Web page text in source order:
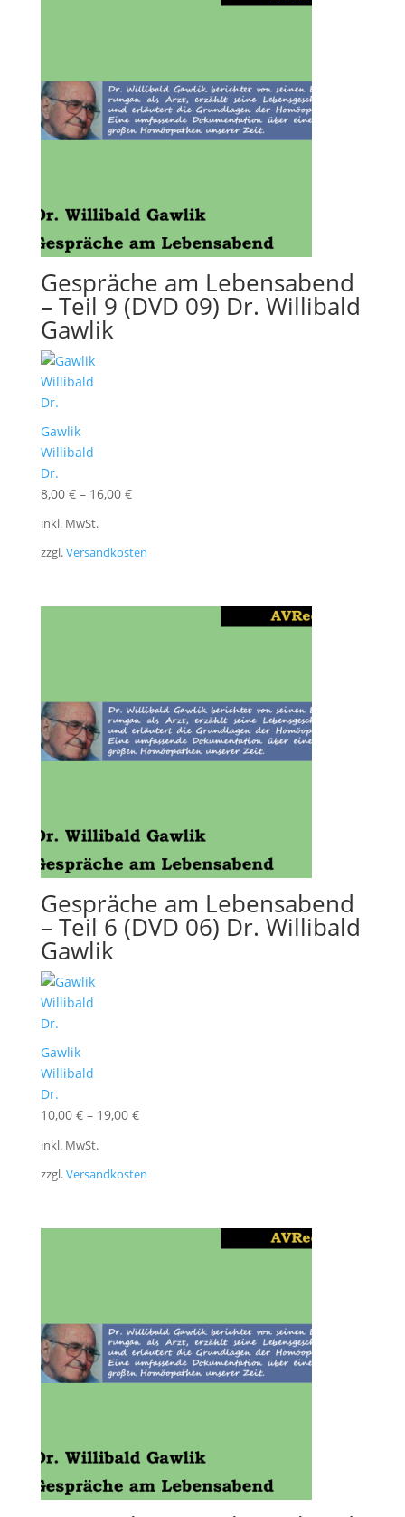
Gespräche am Lebensabend
– Teil 9 (DVD 09) Dr. Willibald
Gawlik
Gawlik
Willibald
Dr.
8,00 €– 16,00 €
inkl. MwSt.
zzgl.Versandkosten
Gespräche am Lebensabend
– Teil 6 (DVD 06) Dr. Willibald
Gawlik
Gawlik
Willibald
Dr.
10,00 €– 19,00 €
inkl. MwSt.
zzgl.Versandkosten